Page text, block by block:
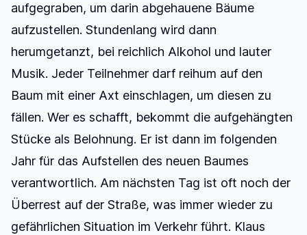
aufgegraben, um darin abgehauene Bäume
aufzustellen. Stundenlang wird dann
herumgetanzt, bei reichlich Alkohol und lauter
Musik. Jeder Teilnehmer darf reihum auf den
Baum mit einer Axt einschlagen, um diesen zu
fällen. Wer es schafft, bekommt die aufgehängten
Stücke als Belohnung. Er ist dann im folgenden
Jahr für das Aufstellen des neuen Baumes
verantwortlich. Am nächsten Tag ist oft noch der
Überrest auf der Straße, was immer wieder zu
gefährlichen Situation im Verkehr führt. Klaus